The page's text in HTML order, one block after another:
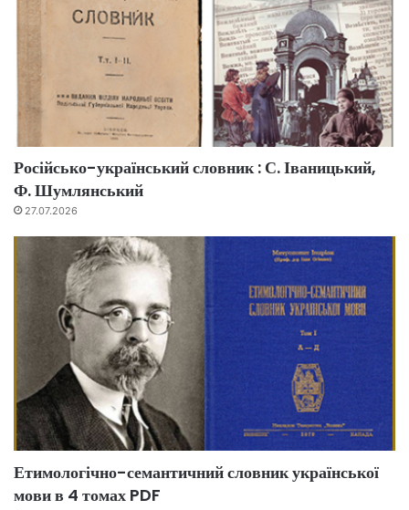
Російсько-український словник : С. Іваницький,
Ф. Шумлянський
27.07.2026
Етимологічно-семантичний словник української
мови в 4 томах PDF